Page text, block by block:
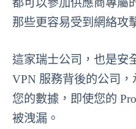
都可以參加供應商專屬
那些更容易受到網絡攻
這家瑞士公司，也是安
VPN 服務背後的公司
您的數據，即使您的
被洩漏。